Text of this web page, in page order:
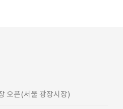
오픈(서울 광장시장)